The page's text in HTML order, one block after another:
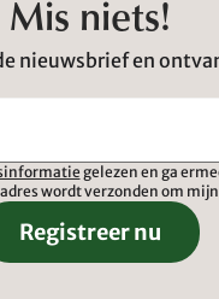
Mis niets!
nieuwsbrief en
gelezen en ga
wordt verzonden om
Registreer nu